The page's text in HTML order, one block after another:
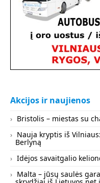
Akcijos ir naujienos
Bristolis – miestas su
Nauja kryptis iš
Berlyną
Idėjos savaitgalio
Malta – jūsų saulės